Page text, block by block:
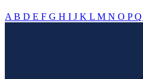
A B D E F G H I J K L M N O PQ